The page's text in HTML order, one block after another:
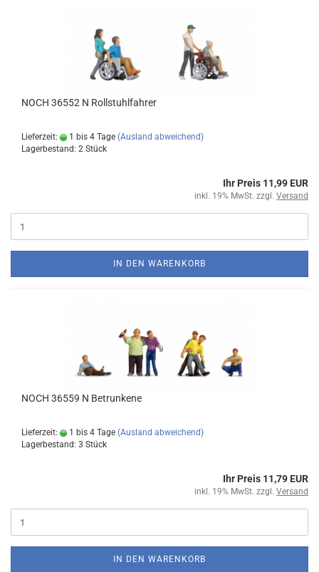
NOCH 36552 N Rollstuhlfahrer
Lieferzeit: 1 bis 4 Tage (Ausland abweichend)
Lagerbestand: 2 Stück
Ihr Preis 11,99 EUR
inkl. 19% MwSt. zzgl. Versand
IN DEN WARENKORB
NOCH 36559 N Betrunkene
Lieferzeit: 1 bis 4 Tage (Ausland abweichend)
Lagerbestand: 3 Stück
Ihr Preis 11,79 EUR
inkl. 19% MwSt. zzgl. Versand
IN DEN WARENKORB